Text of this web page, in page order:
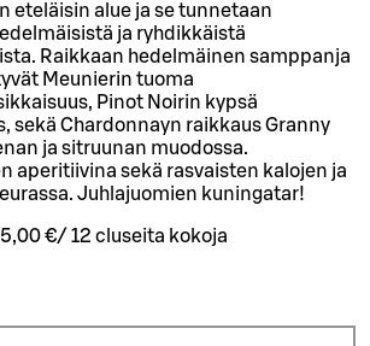
eteläisin alue ja se tunnetaan
ja ryhdikkäistä
Raikkaan hedelmäinen samppanja
Meunierin tuoma
Pinot Noirin kypsä
sekä Chardonnayn raikkaus Granny
ja sitruunan muodossa.
aperitiivina sekä rasvaisten kalojen ja
Juhlajuomien kuningatar!
€/ 12 cl useita kokoja